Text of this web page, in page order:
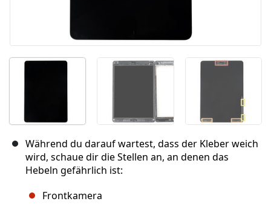
Während du darauf wartest, dass der Kleber weich
wird, schaue dir die Stellen an, an denen das
Hebeln gefährlich ist:
Frontkamera